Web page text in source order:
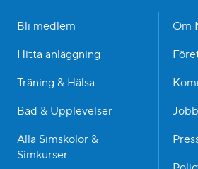
Bli medlem
Hitta anläggning
Träning & Hälsa
Bad & Upplevelser
Alla Simskolor &
Simkurser
Om